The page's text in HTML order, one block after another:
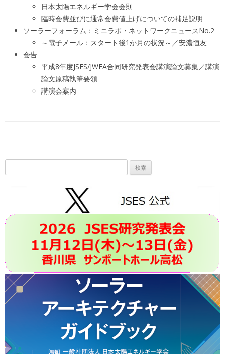
日本太陽エネルギー学会会則
臨時会費並びに通常会費値上げについての補足説明
ソーラーフォーラム：ミニラボ・ネットワークニュースNo.2
～電子メール：スタート後1か月の状況～／安濃恒友
会告
平成8年度JSES/JWEA合同研究発表会講演論文募集／講演
論文原稿執筆要領
講演会案内
索: